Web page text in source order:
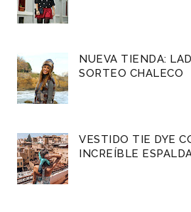
NUEVA TIENDA:
SORTEO CHALECO
VESTIDO TIE DYE
INCREÍBLE